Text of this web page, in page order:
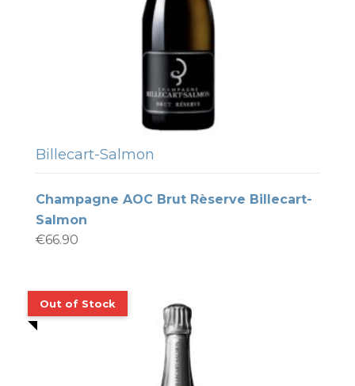
Billecart-Salmon
Champagne AOC Brut Rèserve Billecart-
Salmon
€66.90